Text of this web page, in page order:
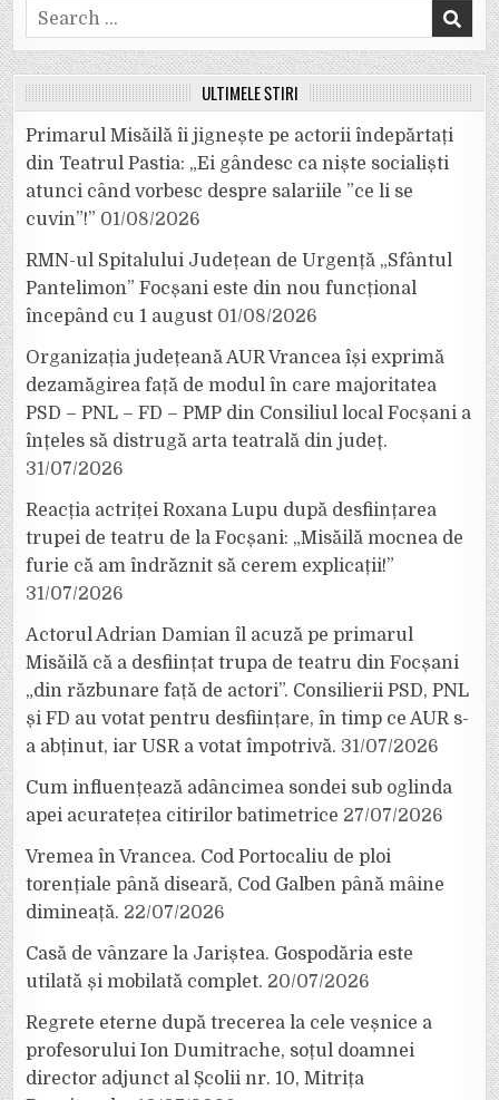
Search
for:
ULTIMELE ȘTIRI
Primarul Misăilă îi jignește pe actorii îndepărtați
din Teatrul Pastia: „Ei gândesc ca niște socialiști
atunci când vorbesc despre salariile ”ce li se
cuvin”!” 01/08/2026
RMN-ul Spitalului Județean de Urgență „Sfântul
Pantelimon” Focșani este din nou funcțional
începând cu 1 august 01/08/2026
Organizația județeană AUR Vrancea își exprimă
dezamăgirea față de modul în care majoritatea
PSD – PNL – FD – PMP din Consiliul local Focșani a
înțeles să distrugă arta teatrală din județ.
31/07/2026
Reacția actriței Roxana Lupu după desființarea
trupei de teatru de la Focșani: „Misăilă mocnea de
furie că am îndrăznit să cerem explicații!”
31/07/2026
Actorul Adrian Damian îl acuză pe primarul
Misăilă că a desființat trupa de teatru din Focșani
„din răzbunare față de actori”. Consilierii PSD, PNL
și FD au votat pentru desființare, în timp ce AUR s-
a abținut, iar USR a votat împotrivă. 31/07/2026
Cum influențează adâncimea sondei sub oglinda
apei acuratețea citirilor batimetrice 27/07/2026
Vremea în Vrancea. Cod Portocaliu de ploi
torențiale până diseară, Cod Galben până mâine
dimineață. 22/07/2026
Casă de vânzare la Jariștea. Gospodăria este
utilată și mobilată complet. 20/07/2026
Regrete eterne după trecerea la cele veșnice a
profesorului Ion Dumitrache, soțul doamnei
director adjunct al Școlii nr. 10, Mitrița